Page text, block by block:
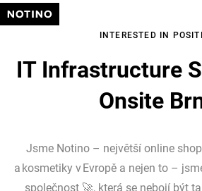
INTERESTED IN
IT Infrastructure
Onsite
Jsme Notino – největší online
a kosmetiky v Evropě a nejen to –
společnost 🚀, která se nebojí být